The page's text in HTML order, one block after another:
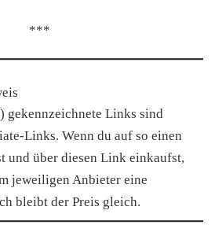
***
gekennzeichnete Links sind
Links. Wenn du auf so einen
und über diesen Link einkaufst,
jeweiligen Anbieter eine
bleibt der Preis gleich.